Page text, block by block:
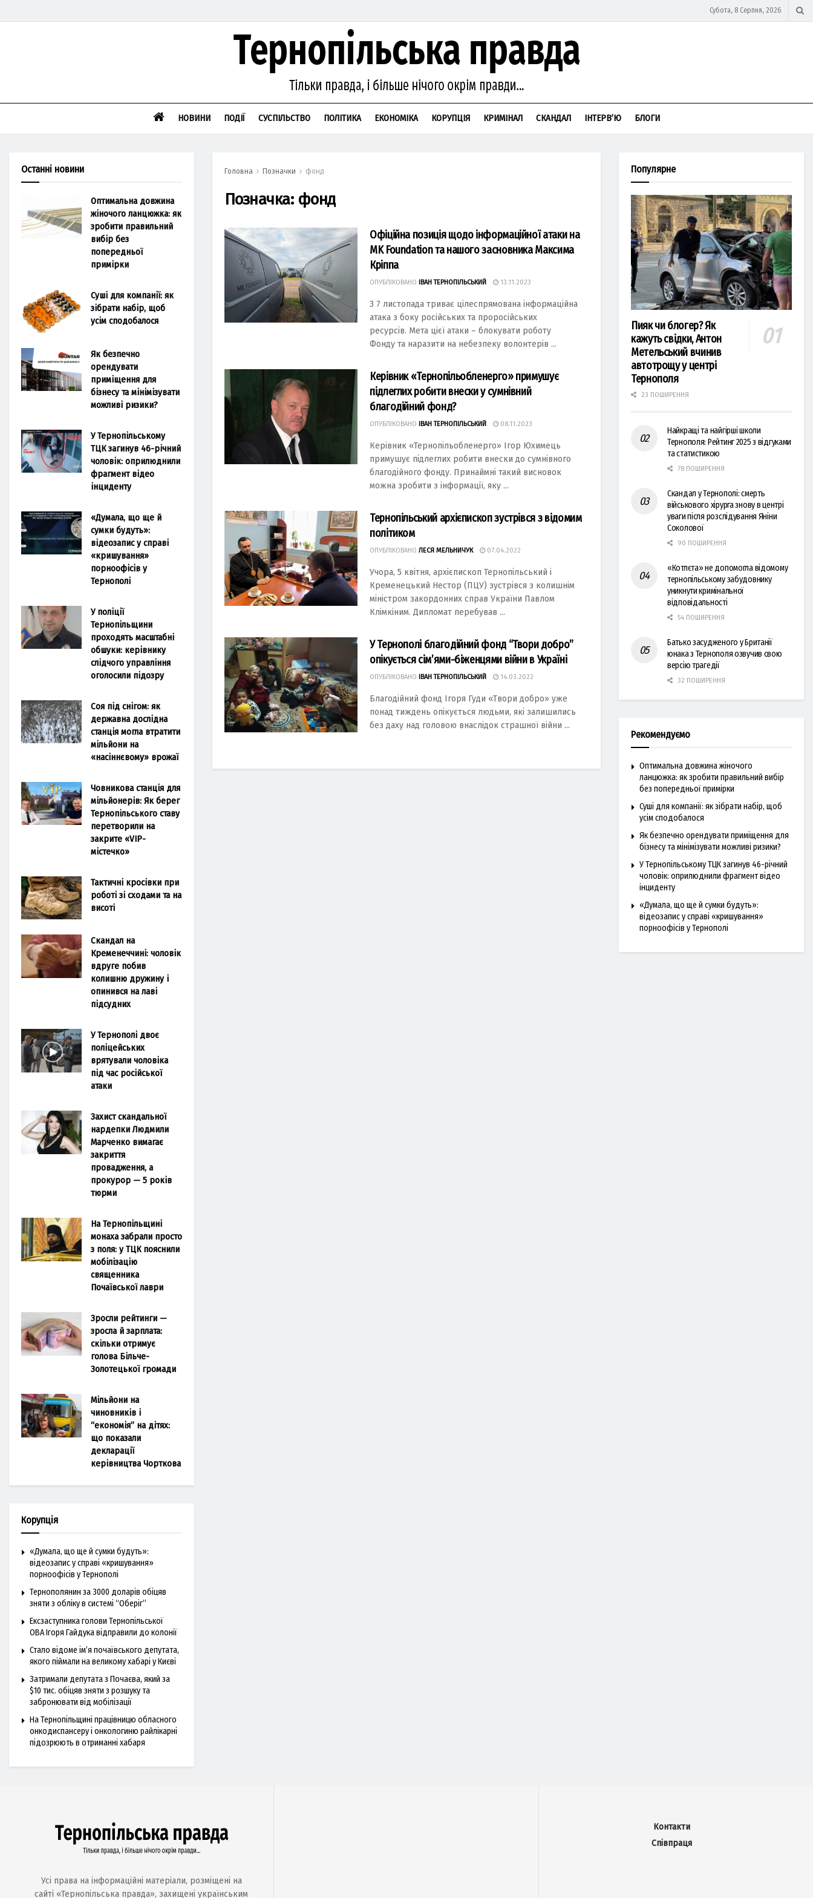
Субота, 8 Серпня, 2026
НОВИНИ ПОДІЇ СУСПІЛЬСТВО ПОЛІТИКА ЕКОНОМІКА КОРУПЦІЯ КРИМІНАЛ СКАНДАЛ ІНТЕРВ’Ю БЛОГИ
Головна Позначки фонд
Позначка: фонд
Офіційна позиція щодо інформаційної атаки на
MK Foundation та нашого засновника Максима
Кріппа
ОПУБЛІКОВАНО ІВАН ТЕРНОПІЛЬСЬКИЙ 13.11.2023
З 7 листопада триває цілеспрямована інформаційна
атака з боку російських та проросійських
ресурсів. Мета цієї атаки – блокувати роботу
Фонду та наразити на небезпеку волонтерів ...
Керівник «Тернопільобленерго» примушує
підлеглих робити внески у сумнівний
благодійний фонд?
ОПУБЛІКОВАНО ІВАН ТЕРНОПІЛЬСЬКИЙ 08.11.2023
Керівник «Тернопільобленерго» Ігор Юхимець
примушує підлеглих робити внески до сумнівного
благодійного фонду. Принаймні такий висновок
можна зробити з інформації, яку ...
Тернопільський архієпископ зустрівся з відомим
політиком
ОПУБЛІКОВАНО ЛЕСЯ МЕЛЬНИЧУК 07.04.2022
Учора, 5 квітня, архієпископ Тернопільський і
Кременецький Нестор (ПЦУ) зустрівся з колишнім
міністром закордонних справ України Павлом
Клімкіним. Дипломат перебував ...
У Тернополі благодійний фонд “Твори добро”
опікується сім’ями-біженцями війни в Україні
ОПУБЛІКОВАНО ІВАН ТЕРНОПІЛЬСЬКИЙ 14.03.2022
Благодійний фонд Ігоря Гуди «Твори добро» уже
понад тиждень опікується людьми, які залишились
без даху над головою внаслідок страшної війни ...
Останні новини
Оптимальна довжина
жіночого ланцюжка: як
зробити правильний
вибір без
попередньої
примірки
Суші для компанії: як
зібрати набір, щоб
усім сподобалося
Як безпечно
орендувати
приміщення для
бізнесу та мінімізувати
можливі ризики?
У Тернопільському
ТЦК загинув 46-річний
чоловік: оприлюднили
фрагмент відео
інциденту
«Думала, що ще й
сумки будуть»:
відеозапис у справі
«кришування»
порноофісів у
Тернополі
У поліції
Тернопільщини
проходять масштабні
обшуки: керівнику
слідчого управління
оголосили підозру
Соя під снігом: як
державна дослідна
станція могла втратити
мільйони на
«насіннєвому» врожаї
Човникова станція для
мільйонерів: Як берег
Тернопільського ставу
перетворили на
закрите «VIP-
містечко»
Тактичні кросівки при
роботі зі сходами та на
висоті
Скандал на
Кременеччині: чоловік
вдруге побив
колишню дружину і
опинився на лаві
підсудних
У Тернополі двоє
поліцейських
врятували чоловіка
під час російської
атаки
Захист скандальної
нардепки Людмили
Марченко вимагає
закриття
провадження, а
прокурор — 5 років
тюрми
На Тернопільщині
монаха забрали просто
з поля: у ТЦК пояснили
мобілізацію
священника
Почаївської лаври
Зросли рейтинги —
зросла й зарплата:
скільки отримує
голова Більче-
Золотецької громади
Мільйони на
чиновників і
“економія” на дітях:
що показали
декларації
керівництва Чорткова
Корупція
«Думала, що ще й сумки будуть»:
відеозапис у справі «кришування»
порноофісів у Тернополі
Тернополянин за 3000 доларів обіцяв
зняти з обліку в системі “Оберіг”
Ексзаступника голови Тернопільської
ОВА Ігоря Гайдука відправили до колонії
Стало відоме ім’я почаївського депутата,
якого піймали на великому хабарі у Києві
Затримали депутата з Почаєва, який за
$10 тис. обіцяв зняти з розшуку та
забронювати від мобілізації
На Тернопільщині працівницю обласного
онкодиспансеру і онкологиню райлікарні
підозрюють в отриманні хабаря
Популярне
Пияк чи блогер? Як
кажуть свідки, Антон
Метельський вчинив
автотрощу у центрі
Тернополя
23 ПОШИРЕННЯ
Найкращі та найгірші школи
Тернополя: Рейтинг 2025 з відгуками
та статистикою
78 ПОШИРЕННЯ
Скандал у Тернополі: смерть
військового хірурга знову в центрі
уваги після розслідування Яніни
Соколової
90 ПОШИРЕННЯ
«Котлєта» не допомогла відомому
тернопільському забудовнику
уникнути кримінальної
відповідальності
54 ПОШИРЕННЯ
Батько засудженого у Британії
юнака з Тернополя озвучив свою
версію трагедії
32 ПОШИРЕННЯ
Рекомендуємо
Оптимальна довжина жіночого
ланцюжка: як зробити правильний вибір
без попередньої примірки
Суші для компанії: як зібрати набір, щоб
усім сподобалося
Як безпечно орендувати приміщення для
бізнесу та мінімізувати можливі ризики?
У Тернопільському ТЦК загинув 46-річний
чоловік: оприлюднили фрагмент відео
інциденту
«Думала, що ще й сумки будуть»:
відеозапис у справі «кришування»
порноофісів у Тернополі
Усі права на інформаційні матеріали, розміщені на
сайті «Тернопільська правда», захищені українським
Контакти
Співпраця